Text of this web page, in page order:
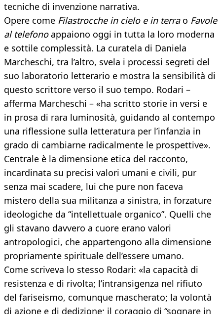
tecniche di invenzione narrativa.
Opere come Filastrocche in cielo e in terrao Favole
al telefonoappaiono oggi in tutta la loro moderna
e sottile complessità. La curatela di Daniela
Marcheschi, tra l’altro, svela i processi segreti del
suo laboratorio letterario e mostra la sensibilità di
questo scrittore verso il suo tempo. Rodari –
afferma Marcheschi – «ha scritto storie in versi e
in prosa di rara luminosità, guidando al contempo
una riflessione sulla letteratura per l’infanzia in
grado di cambiarne radicalmente le prospettive».
Centrale è la dimensione etica del racconto,
incardinata su precisi valori umani e civili, pur
senza mai scadere, lui che pure non faceva
mistero della sua militanza a sinistra, in forzature
ideologiche da “intellettuale organico”. Quelli che
gli stavano davvero a cuore erano valori
antropologici, che appartengono alla dimensione
propriamente spirituale dell’essere umano.
Come scriveva lo stesso Rodari: «la capacità di
resistenza e di rivolta; l’intransigenza nel rifiuto
del fariseismo, comunque mascherato; la volontà
di azione e di dedizione; il coraggio di “sognare in